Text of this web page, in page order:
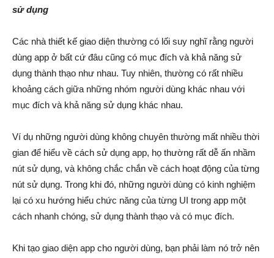
sử dụng
Các nhà thiết kế giao diện thường có lối suy nghĩ rằng người
dùng app ở bất cứ đâu cũng có mục đích và khả năng sử
dụng thành thạo như nhau. Tuy nhiên, thường có rất nhiều
khoảng cách giữa những nhóm người dùng khác nhau với
mục đích và khả năng sử dụng khác nhau.
Ví dụ những người dùng không chuyên thường mất nhiều thời
gian để hiểu về cách sử dụng app, họ thường rất dễ ấn nhầm
nút sử dụng, và không chắc chắn về cách hoạt động của từng
nút sử dụng. Trong khi đó, những người dùng có kinh nghiệm
lại có xu hướng hiểu chức năng của từng UI trong app một
cách nhanh chóng, sử dụng thành thạo và có mục đích.
Khi tạo giao diện app cho người dùng, bạn phải làm nó trở nên